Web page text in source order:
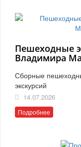
Пешеходные
Владимира
Сборные
экскурсий
14.07.2026
Подробнее